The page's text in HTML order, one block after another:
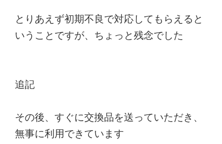
とりあえず初期不良で対応してもらえると
いうことですが、ちょっと残念でした
追記
その後、すぐに交換品を送っていただき、
無事に利用できています